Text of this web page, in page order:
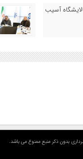
آسیب
بدون ذکر منبع ممنوع می باشد.